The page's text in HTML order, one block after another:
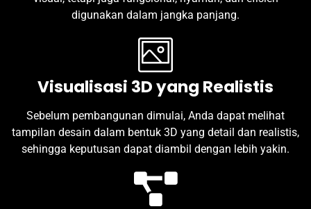
digunakan dalam jangka panjang.
Visualisasi 3D yang Realistis
Sebelum pembangunan dimulai, Anda dapat melihat
tampilan desain dalam bentuk 3D yang detail dan realistis,
sehingga keputusan dapat diambil dengan lebih yakin.